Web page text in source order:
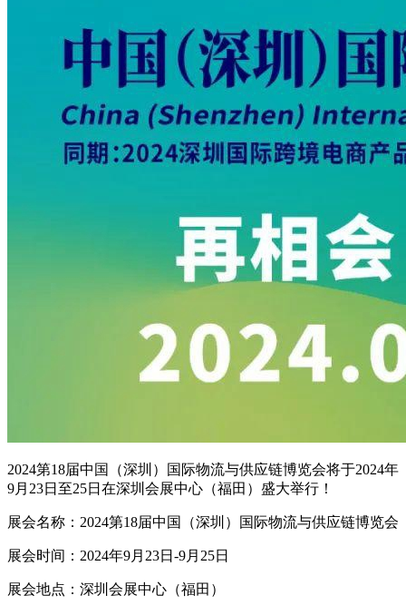
2024第18届中国（深圳）国际物流与供应链博览会将于2024年
9月23日至25日在深圳会展中心（福田）盛大举行！
展会名称：2024第18届中国（深圳）国际物流与供应链博览会
展会时间：2024年9月23日-9月25日
展会地点：深圳会展中心（福田）